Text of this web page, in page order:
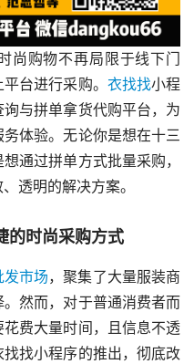
尚购物不再局限于线下门
台进行采购。 衣找找小程
与拼单拿货代购平台，为
体验。无论你是想在十三
通过拼单方式批量采购，
透明的解决方案。
的时尚采购方式
发市场，聚集了大量服装商
然而，对于普通消费者而
费大量时间，且信息不透
找小程序的推出，彻底改